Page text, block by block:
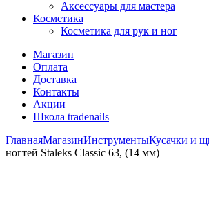
Аксессуары для мастера
Косметика
Косметика для рук и ног
Магазин
Оплата
Доставка
Контакты
Акции
Школа tradenails
ГлавнаяМагазинИнструментыКусачки и
ногтей Staleks Classic 63, (14 мм)